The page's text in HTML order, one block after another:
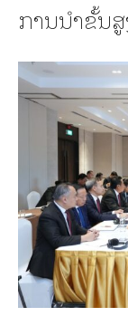
ການນໍາຂັ້ນສູ